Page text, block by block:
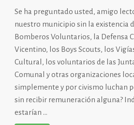
Se ha preguntado usted, amigo
nuestro municipio sin la existencia
Bomberos Voluntarios, la Defensa
Vicentino, los Boys Scouts, los
Cultural, los voluntarios de las
Comunal y otras organizaciones
simplemente y por civismo luchan
sin recibir remuneración alguna?
estarían ...